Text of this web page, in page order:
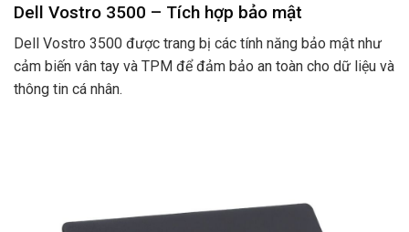
Dell Vostro 3500 – Tích hợp bảo mật
Dell Vostro 3500 được trang bị các tính năng bảo mật như
cảm biến vân tay và TPM để đảm bảo an toàn cho dữ liệu và
thông tin cá nhân.